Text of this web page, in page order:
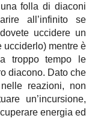
folla di diaconi
all’infinito se
uccidere un
ucciderlo) mentre è
troppo tempo le
diacono. Dato che
reazioni, non
un’incursione,
energia ed